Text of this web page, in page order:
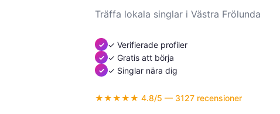
Träffa lokala singlar i Västra Frölunda
✓ Verifierade profiler
✓ Gratis att börja
✓ Singlar nära dig
★★★★★ 4.8/5 — 3127 recensioner